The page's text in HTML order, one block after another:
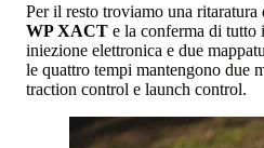
Per il resto troviamo una
WP XACT e la conferma di tutto
iniezione elettronica e due
le quattro tempi mantengono due
traction control e launch control.